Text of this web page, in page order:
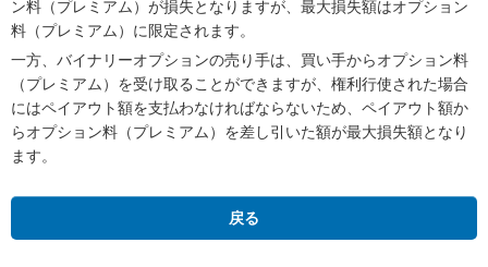
ン料（プレミアム）が損失となりますが、最大損失額はオプション
料（プレミアム）に限定されます。
一方、バイナリーオプションの売り手は、買い手からオプション料
（プレミアム）を受け取ることができますが、権利行使された場合
にはペイアウト額を支払わなければならないため、ペイアウト額か
らオプション料（プレミアム）を差し引いた額が最大損失額となり
ます。
戻る